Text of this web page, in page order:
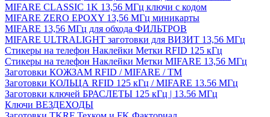
MIFARE CLASSIC 1K 13,56 МГц ключи с кодом
MIFARE ZERO EPOXY 13,56 МГц миникарты
MIFARE 13,56 МГц для обхода ФИЛЬТРОВ
MIFARE ULTRALIGHT заготовки для ВИЗИТ 13,56 МГц
Стикеры на телефон Наклейки Метки RFID 125 кГц
Стикеры на телефон Наклейки Метки MIFARE 13,56 МГц
Заготовки КОЖЗАМ RFID / MIFARE / TM
Заготовки КОЛЬЦА RFID 125 кГц / MIFARE 13.56 МГц
Заготовки ключей БРАСЛЕТЫ 125 кГц | 13.56 МГц
Ключи ВЕЗДЕХОДЫ